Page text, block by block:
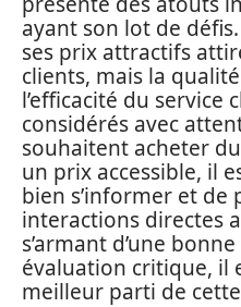
ayant son lot de
ses prix attractifs
clients, mais la
l’efficacité du service
considérés avec
souhaitent acheter
un prix accessible, il
bien s’informer et de
interactions directes
s’armant d’une
évaluation critique, il
meilleur parti de